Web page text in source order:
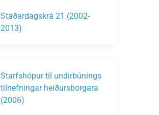
Staðardagskrá 21 (2002-
2013)
Starfshópur til undirbúnings
tilnefningar heiðursborgara
(2006)